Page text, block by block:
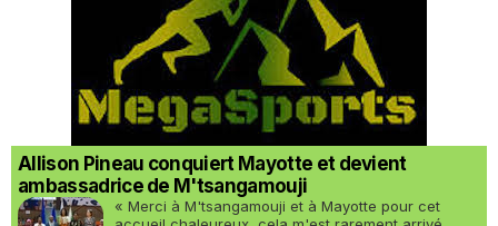
Allison Pineau conquiert Mayotte et devient
ambassadrice de M'tsangamouji
« Merci à M'tsangamouji et à Mayotte pour cet